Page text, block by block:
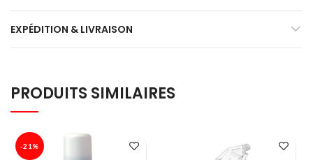
EXPÉDITION & LIVRAISON
PRODUITS SIMILAIRES
-21%